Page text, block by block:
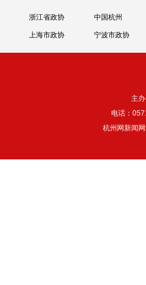
浙江省政协 中国杭州
上海市政协 宁波市政协
主
电话：
杭州网新闻